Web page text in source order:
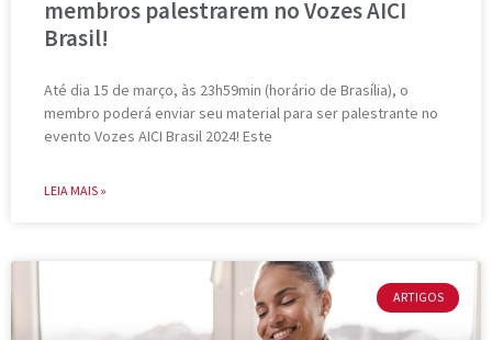
membros palestrarem no Vozes AICI
Brasil!
Até dia 15 de março, às 23h59min (horário de Brasília), o
membro poderá enviar seu material para ser palestrante no
evento Vozes AICI Brasil 2024! Este
LEIA MAIS »
ARTIGOS